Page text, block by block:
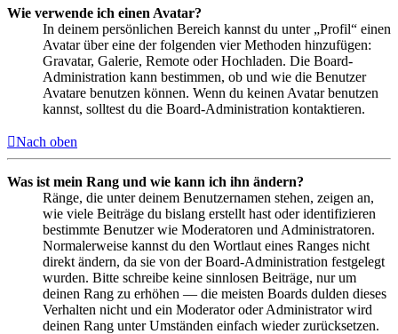
Wie verwende ich einen Avatar?
In deinem persönlichen Bereich kannst du unter „Profil“ einen
Avatar über eine der folgenden vier Methoden hinzufügen:
Gravatar, Galerie, Remote oder Hochladen. Die Board-
Administration kann bestimmen, ob und wie die Benutzer
Avatare benutzen können. Wenn du keinen Avatar benutzen
kannst, solltest du die Board-Administration kontaktieren.
Nach oben
Was ist mein Rang und wie kann ich ihn ändern?
Ränge, die unter deinem Benutzernamen stehen, zeigen an,
wie viele Beiträge du bislang erstellt hast oder identifizieren
bestimmte Benutzer wie Moderatoren und Administratoren.
Normalerweise kannst du den Wortlaut eines Ranges nicht
direkt ändern, da sie von der Board-Administration festgelegt
wurden. Bitte schreibe keine sinnlosen Beiträge, nur um
deinen Rang zu erhöhen — die meisten Boards dulden dieses
Verhalten nicht und ein Moderator oder Administrator wird
deinen Rang unter Umständen einfach wieder zurücksetzen.